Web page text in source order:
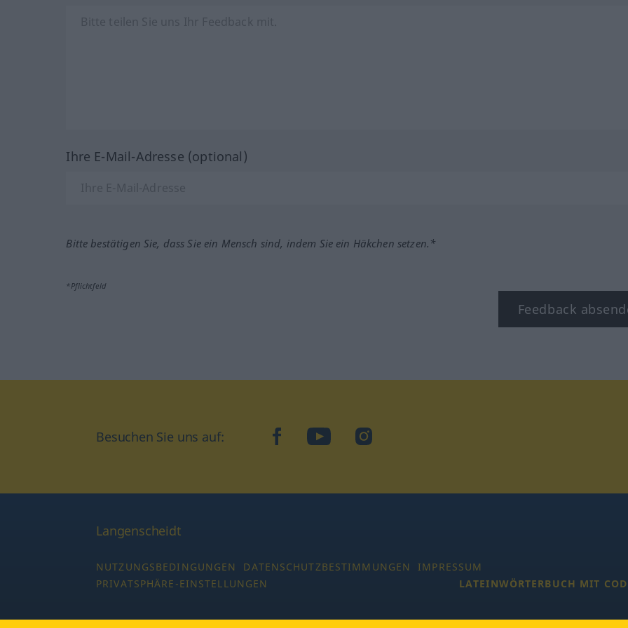
Ihre E-Mail-Adresse (optional)
Bitte bestätigen Sie, dass Sie ein Mensch sind, indem Sie ein Häkchen setzen.*
*Pflichtfeld
Feedback
Besuchen Sie uns auf: facebookYouTubeInstagram
Langenscheidt
NUTZUNGSBEDINGUNGEN DATENSCHUTZBESTIMMUNGEN
IMPRESSUM
PRIVATSPHÄRE-EINSTELLUNGEN
LATEINWÖRTERBUCH MIT